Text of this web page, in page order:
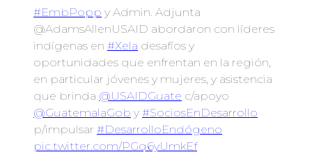
#EmbPopp y Admin. Adjunta
@AdamsAllenUSAID abordaron con líderes
indígenas en #Xela desafíos y
oportunidades que enfrentan en la región,
en particular jóvenes y mujeres, y asistencia
que brinda @USAIDGuate c/apoyo
@GuatemalaGob y #SociosEnDesarrollo
p/impulsar #DesarrolloEndógeno
pic.twitter.com/PGq6yUmkEf